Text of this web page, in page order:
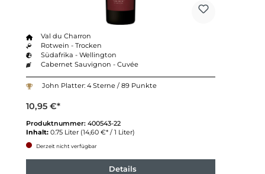
Val du Charron
Rotwein - Trocken
Südafrika - Wellington
Cabernet Sauvignon - Cuvée
John Platter: 4 Sterne / 89 Punkte
10,95 €*
Produktnummer: 400543-22
Inhalt: 0.75 Liter (14,60 €* / 1 Liter)
Derzeit nicht verfügbar
Details